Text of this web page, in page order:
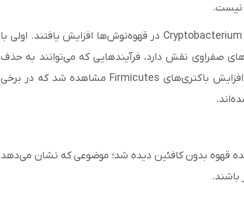
نیست.
در سطح میکروبی، باکتری‌هایی مانند Eggertella و Cryptobacterium curtum در قهوه‌نوش‌ها افزایش یافتند. اولی با
صفراوی نقش دارد، فرآیندهایی که می‌توانند به حذف
باکتری‌های مضر و عفونت‌های گوارشی کمک کنند. همچنین افزایش باکتری‌های Firmicutes مشاهده شد که در برخی
قهوه بدون کافئین دیده شد؛ موضوعی که نشان می‌دهد
باشند.